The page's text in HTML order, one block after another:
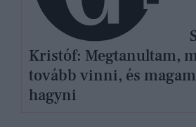
Kristóf: Megtanultam,
tovább vinni, és
hagyni